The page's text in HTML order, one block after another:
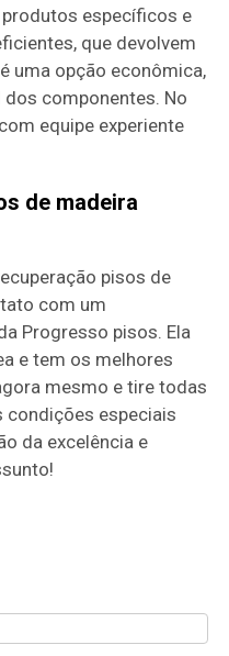
específicos e
que devolvem
uma opção econômica,
componentes. No
equipe experiente
de madeira
pisos de
com um
Progresso pisos. Ela
e tem os melhores
mesmo e tire todas
condições especiais
da excelência e